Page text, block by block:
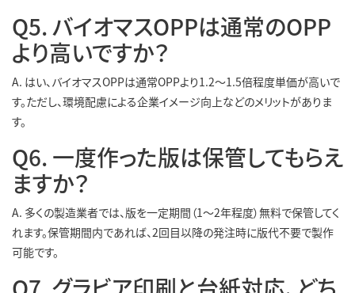
Q5. バイオマスOPPは通常のOPP
より高いですか？
A. はい、バイオマスOPPは通常OPPより1.2〜1.5倍程度単価が高いで
す。ただし、環境配慮による企業イメージ向上などのメリットがありま
す。
Q6. 一度作った版は保管してもらえ
ますか？
A. 多くの製造業者では、版を一定期間（1〜2年程度）無料で保管してく
れます。保管期間内であれば、2回目以降の発注時に版代不要で製作
可能です。